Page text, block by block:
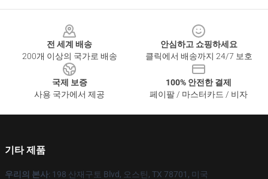
전 세계 배송
200개 이상의 국가로 배송
안심하고 쇼핑하세요
클릭에서 배송까지 24/7 보호
국제 보증
사용 국가에서 제공
100% 안전한 결제
페이팔 / 마스터카드 / 비자
기타 제품
우리의 본사: 198 산재구토 Blvd, 오스틴, TX 78701, 미국